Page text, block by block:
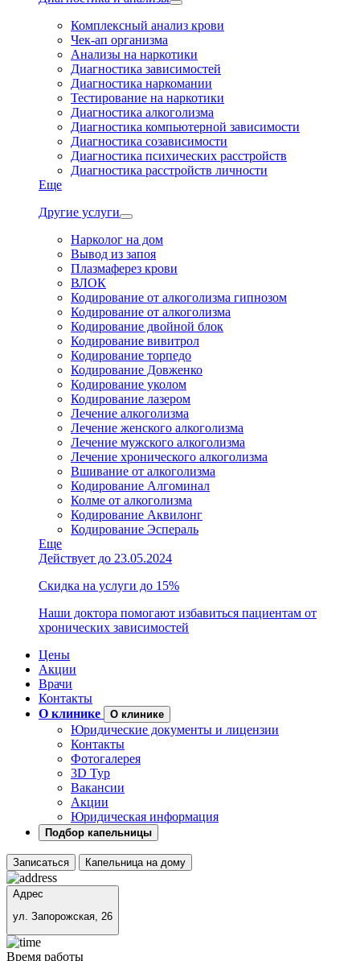
Комплексный анализ крови
Чек-ап организма
Анализы на наркотики
Диагностика зависимостей
Диагностика наркомании
Тестирование на наркотики
Диагностика алкоголизма
Диагностика компьютерной зависимости
Диагностика созависимости
Диагностика психических расстройств
Диагностика расстройств личности
Еще
Другие услуги
Нарколог на дом
Вывод из запоя
Плазмаферез крови
ВЛОК
Кодирование от алкоголизма гипнозом
Кодирование от алкоголизма
Кодирование двойной блок
Кодирование вивитрол
Кодирование торпедо
Кодирование Довженко
Кодирование уколом
Кодирование лазером
Лечение алкоголизма
Лечение женского алкоголизма
Лечение мужского алкоголизма
Лечение хронического алкоголизма
Вшивание от алкоголизма
Кодирование Алгоминал
Колме от алкоголизма
Кодирование Аквилонг
Кодирование Эспераль
Еще
Действует до 23.05.2024
Скидка на услуги до 15%
Наши доктора помогают избавиться пациентам от
хронических зависимостей
Цены
Акции
Врачи
Контакты
О клинике
О клинике
Юридические документы и лицензии
Контакты
Фотогалерея
3D Тур
Вакансии
Акции
Юридическая информация
Подбор капельницы
Записаться Капельница на дому
Адрес
ул. Запорожская, 26
Время работы